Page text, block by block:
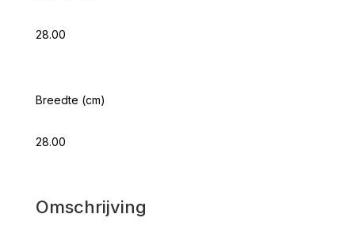
28.00
Breedte (cm)
28.00
Omschrijving